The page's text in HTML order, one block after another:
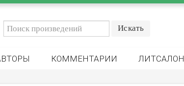
КОММЕНТАРИИ ЛИТСАЛОН